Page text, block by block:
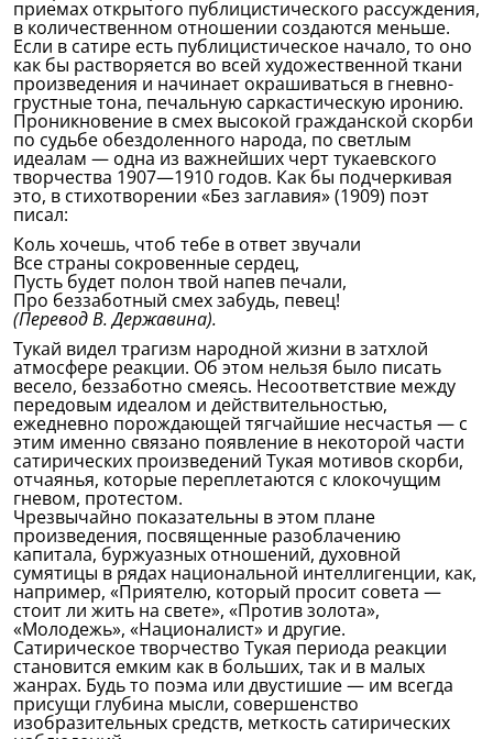
приемах открытого публицистического рассуждения,
в количественном отношении создаются меньше.
Если в сатире есть публицистическое начало, то оно
как бы растворяется во всей художественной ткани
произведения и начинает окрашиваться в гневно-
грустные тона, печальную саркастическую иронию.
Проникновение в смех высокой гражданской скорби
по судьбе обездоленного народа, по светлым
идеалам — одна из важнейших черт тукаевского
творчества 1907—1910 годов. Как бы подчеркивая
это, в стихотворении «Без заглавия» (1909) поэт
писал:
Коль хочешь, чтоб тебе в ответ звучали
Все страны сокровенные сердец,
Пусть будет полон твой напев печали,
Про беззаботный смех забудь, певец!
(Перевод В. Державина).
Тукай видел трагизм народной жизни в затхлой
атмосфере реакции. Об этом нельзя было писать
весело, беззаботно смеясь. Несоответствие между
передовым идеалом и действительностью,
ежедневно порождающей тягчайшие несчастья — с
этим именно связано появление в некоторой части
сатирических произведений Тукая мотивов скорби,
отчаянья, которые переплетаются с клокочущим
гневом, протестом.
Чрезвычайно показательны в этом плане
произведения, посвященные разоблачению
капитала, буржуазных отношений, духовной
сумятицы в рядах национальной интеллигенции, как,
например, «Приятелю, который просит совета —
стоит ли жить на свете», «Против золота»,
«Молодежь», «Националист» и другие.
Сатирическое творчество Тукая периода реакции
становится емким как в больших, так и в малых
жанрах. Будь то поэма или двустишие — им всегда
присущи глубина мысли, совершенство
изобразительных средств, меткость сатирических